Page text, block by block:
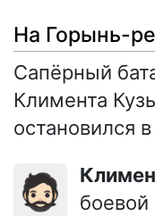
На Горынь-
Сапёрный
Климента
остановился
🧔🏻